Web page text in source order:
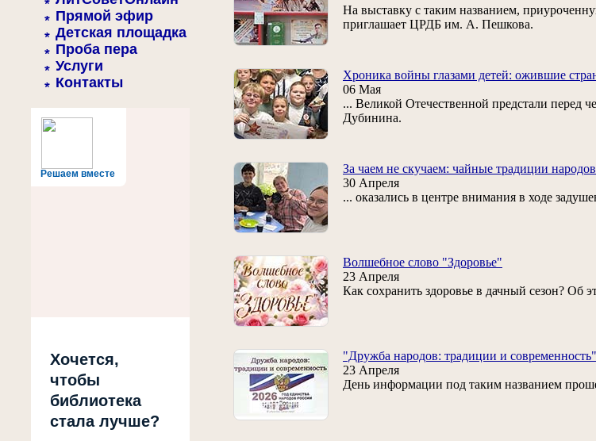
Прямой эфир
Детская площадка
Проба пера
Услуги
Контакты
Решаем вместе
Хочется,
чтобы
библиотека
стала лучше?
На выставку с таким названием,
приглашает ЦРДБ им. А. Пешкова.
Хроника войны глазами детей: ожившие
06 Мая
... Великой Отечественной предстали перед
Дубинина.
За чаем не скучаем: чайные традиции
30 Апреля
... оказались в центре внимания в ходе
Волшебное слово "Здоровье"
23 Апреля
Как сохранить здоровье в дачный сезон?
"Дружба народов: традиции и современность"
23 Апреля
День информации под таким названием